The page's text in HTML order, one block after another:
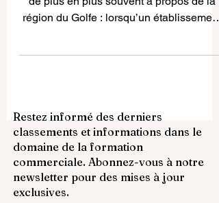
Ces derniers mois, une question revient
temporaire pour rénovation, faut-il y voir le
signe d’une pression plus large sur tout
l’écosystème de l’hospitalité ? La question
mérite d’être posée, car les pays du Golfe
se sont imposés depuis des années
comme une référence mondiale dans le
Restez informé des derniers
classements et informations dans le
domaine de la formation
commerciale. Abonnez-vous à notre